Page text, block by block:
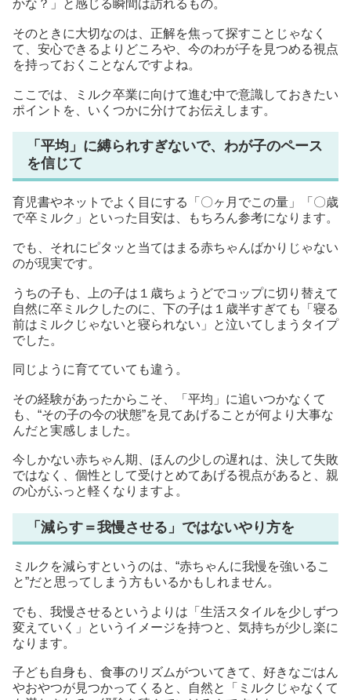
かな？」と感じる瞬間は訪れるもの。
そのときに大切なのは、正解を焦って探すことじゃなく
て、安心できるよりどころや、今のわが子を見つめる視点
を持っておくことなんですよね。
ここでは、ミルク卒業に向けて進む中で意識しておきたい
ポイントを、いくつかに分けてお伝えします。
「平均」に縛られすぎないで、わが子のペース
を信じて
育児書やネットでよく目にする「〇ヶ月でこの量」「〇歳
で卒ミルク」といった目安は、もちろん参考になります。
でも、それにピタッと当てはまる赤ちゃんばかりじゃない
のが現実です。
うちの子も、上の子は１歳ちょうどでコップに切り替えて
自然に卒ミルクしたのに、下の子は１歳半すぎても「寝る
前はミルクじゃないと寝られない」と泣いてしまうタイプ
でした。
同じように育てていても違う。
その経験があったからこそ、「平均」に追いつかなくて
も、“その子の今の状態”を見てあげることが何より大事な
んだと実感しました。
今しかない赤ちゃん期、ほんの少しの遅れは、決して失敗
ではなく、個性として受けとめてあげる視点があると、親
の心がふっと軽くなりますよ。
「減らす＝我慢させる」ではないやり方を
ミルクを減らすというのは、“赤ちゃんに我慢を強いるこ
と”だと思ってしまう方もいるかもしれません。
でも、我慢させるというよりは「生活スタイルを少しずつ
変えていく」というイメージを持つと、気持ちが少し楽に
なります。
子ども自身も、食事のリズムがついてきて、好きなごはん
やおやつが見つかってくると、自然と「ミルクじゃなくて